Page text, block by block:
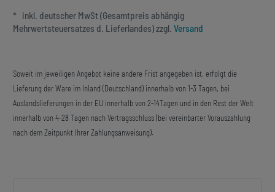
* inkl. deutscher MwSt (Gesamtpreis abhängig
Mehrwertsteuersatzes d. Lieferlandes) zzgl. Versand
Soweit im jeweiligen Angebot keine andere Frist angegeben ist, erfolgt die
Lieferung der Ware im Inland (Deutschland) innerhalb von 1-3 Tagen, bei
Auslandslieferungen in der EU innerhalb von 2-14Tagen und in den Rest der Welt
innerhalb von 4-28 Tagen nach Vertragsschluss (bei vereinbarter Vorauszahlung
nach dem Zeitpunkt Ihrer Zahlungsanweisung).